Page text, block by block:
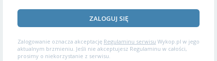
ZALOGUJ SIĘ
Zalogowanie oznacza akceptację Regulaminu serwisu Wykop.pl w jego
aktualnym brzmieniu. Jeśli nie akceptujesz Regulaminu w całości,
prosimy o niekorzystanie z serwisu.